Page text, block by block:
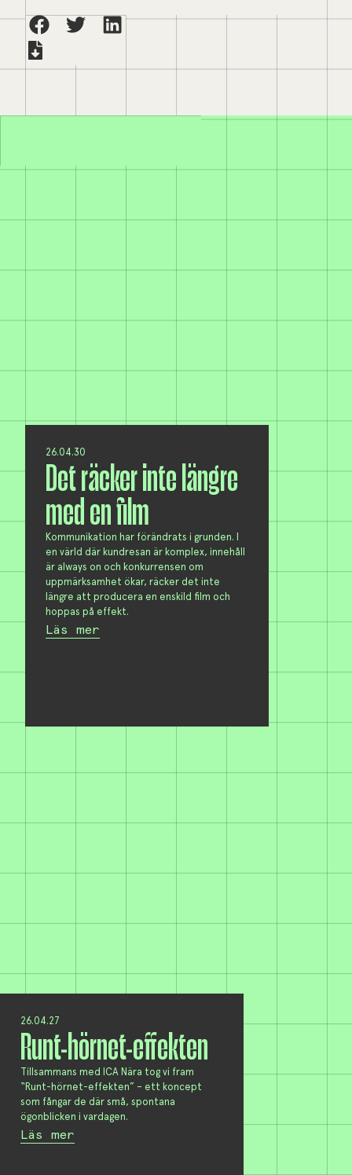
26.04.30
Det räcker inte längre
med en film
Kommunikation har förändrats i grunden. I
en värld där kundresan är komplex, innehåll
är always on och konkurrensen om
uppmärksamhet ökar, räcker det inte
längre att producera en enskild film och
hoppas på effekt.
Läs mer
26.04.27
Runt-hörnet-effekten
Tillsammans med ICA Nära tog vi fram
“Runt-hörnet-effekten” – ett koncept
som fångar de där små, spontana
ögonblicken i vardagen.
Läs mer